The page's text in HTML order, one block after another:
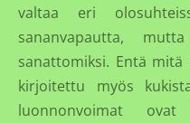
valtaa eri
sananvapautta,
sanattomiksi. Entä mitä
kirjoitettu myös
luonnonvoimat